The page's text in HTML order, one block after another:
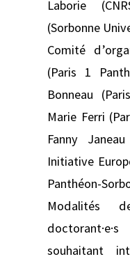
Laborie
(Sorbonne
Comité
(Paris 1
Bonneau
Marie Ferri
Fanny
Initiative
Panthéon-
Modalités
souhaitant